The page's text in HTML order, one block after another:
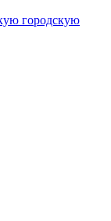
городскую